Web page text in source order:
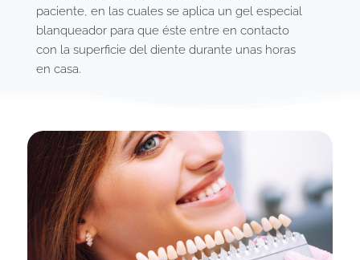
paciente, en las cuales se aplica un gel especial
blanqueador para que éste entre en contacto
con la superficie del diente durante unas horas
en casa.